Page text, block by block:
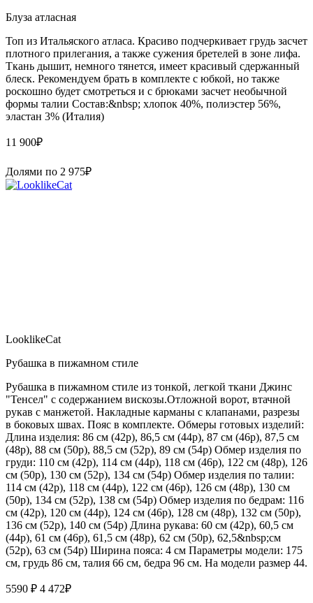
Блуза атласная
Топ из Итальяского атласа. Красиво подчеркивает грудь засчет
плотного прилегания, а также сужения бретелей в зоне лифа.
Ткань дышит, немного тянется, имеет красивый сдержанный
блеск. Рекомендуем брать в комплекте с юбкой, но также
роскошно будет смотреться и с брюками засчет необычной
формы талии Состав:&nbsp; хлопок 40%, полиэстер 56%,
эластан 3% (Италия)
11 900₽
Долями по 2 975₽
LooklikeCat
Рубашка в пижамном стиле
Рубашка в пижамном стиле из тонкой, легкой ткани Джинс
"Тенсел" с содержанием вискозы.Отложной ворот, втачной
рукав с манжетой. Накладные карманы с клапанами, разрезы
в боковых швах. Пояс в комплекте. Обмеры готовых изделий:
Длина изделия: 86 см (42р), 86,5 см (44р), 87 см (46р), 87,5 см
(48р), 88 см (50р), 88,5 см (52р), 89 см (54р) Обмер изделия по
груди: 110 см (42р), 114 см (44р), 118 см (46р), 122 см (48р), 126
см (50р), 130 см (52р), 134 см (54р) Обмер изделия по талии:
114 см (42р), 118 см (44р), 122 см (46р), 126 см (48р), 130 см
(50р), 134 см (52р), 138 см (54р) Обмер изделия по бедрам: 116
см (42р), 120 см (44р), 124 см (46р), 128 см (48р), 132 см (50р),
136 см (52р), 140 см (54р) Длина рукава: 60 см (42р), 60,5 см
(44р), 61 см (46р), 61,5 см (48р), 62 см (50р), 62,5&nbsp;см
(52р), 63 см (54р) Ширина пояса: 4 см Параметры модели: 175
см, грудь 86 см, талия 66 см, бедра 96 см. На модели размер 44.
5590 ₽ 4 472₽